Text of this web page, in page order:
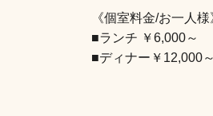
《個室料金/お一人様
■ランチ ￥6,000～
■ディナー￥12,000～